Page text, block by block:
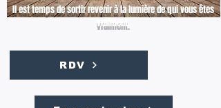
Il est temps de sortir revenir à la lumière de qui vous êtes
vraiment.
RDV